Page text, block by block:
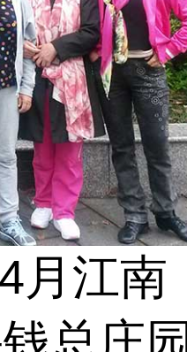
月江南
总庄园